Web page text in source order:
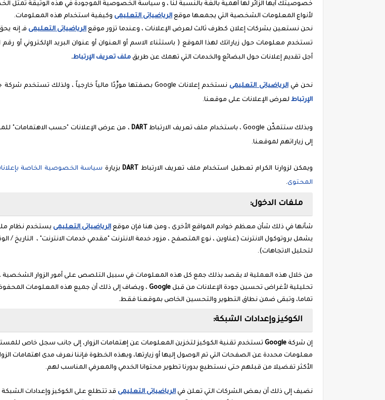
خصوصيتك أيها الزائر لها أهمية بالغة بالنسبة لنا ، و سياسة الخصوصية الموجودة في هذه الوثيقة تمثل
لأنواع المعلومات الشخصية التي يجمعها موقع الرياضياتى التعليمى وكيفية استخدام هذه المعلومات.
نحن نستعين بشركات إعلان كطرف ثالث لعرض الإعلانات ، وعندما تزور موقعالرياضياتى التعليمى فـ إنه
تستخدم معلومات حول زياراتك لهذا الموقع ( باستثناء الاسم أو العنوان أو عنوان البريد الإلكتروني أو
أجل تقديم إعلانات حول البضائع والخدمات التي تهمك عن طريق ملف تعريف الإرتباط.
نحن فيالرياضياتى التعليمىنستخدم إعلانات Google بصفتها مورِّدًا مالياً خارجياً ، ولذلك تستخدم شركة جوجل
الإرتباط لعرض الإعلانات على موقعنا.
وبذلك ستتمكّن Google ، باستخدام ملف تعريف الارتباط DART ، من عرض الإعلانات "حسب الاهتمامات"
إلى زياراتهم لموقعنا.
ويمكن لزوارنا الكرام تعطيل استخدام ملف تعريف الارتباط DARTبزيارة
المحتوى.
ملفات الدخول:
شأنها في ذلك شأن معظم خوادم المواقع الأخرى ، ومن هنا فإن موقع الرياضياتى التعليمى يستخدم نظام
يشمل بروتوكول الانترنت (عناوين ، نوع المتصفح ، مزود خدمة الانترنت "مقدمي خدمات الانترنت" ، التاريخ /
لتحليل الاتجاهات).
من خلال هذه العملية لا يقصد بذلك جمع كل هذه المعلومات في سبيل التلصص على أمور الزوار الشخصية ،
تحليلية لأغراض تحسين جودة الإعلانات من قبل Google ، ويضاف إلى ذلك أن جميع هذه المعلومات
تماما، وتبقى ضمن نطاق التطوير والتحسين الخاص بموقعنا فقط.
الكوكيز وإعدادات الشبكة:
إن شركة Google تستخدم تقنية الكوكيز لتخزين المعلومات عن إهتمامات الزوار، إلى جانب سجل خاص
معلومات محددة عن الصفحات التي تم الوصول إليها أو زيارتها، وبهذه الخطوة فإننا نعرف مدى اهتمامات
الأكثر تفضيلا من قبلهم حتى نستطيع بدورنا تطوير محتوانا الخدمي والمعرفي المناسب لهم.
نضيف إلى ذلك أن بعض الشركات التي تعلن في الرياضياتى التعليمى قد تتطلع على الكوكيز وإعدادات